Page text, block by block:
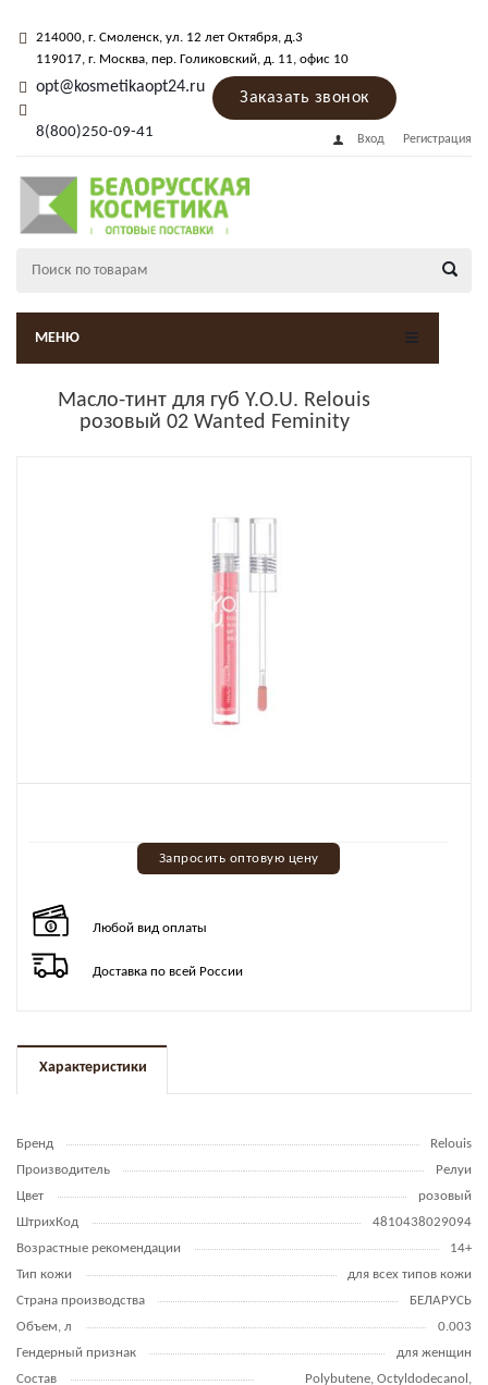
214000, г. Смоленск, ул. 12 лет Октября, д.3
119017, г. Москва, пер. Голиковский, д. 11, офис 10
opt@kosmetikaopt24.ru
8(800)250-09-41
Заказать звонок
Вход Регистрация
МЕНЮ
Масло-тинт для губ Y.O.U. Relouis
розовый 02 Wanted Feminity
Запросить оптовую цену
Любой вид оплаты
Доставка по всей России
Характеристики
Бренд
Relouis
Производитель
Релуи
Цвет
розовый
ШтрихКод
4810438029094
Возрастные рекомендации
14+
Тип кожи
для всех типов кожи
Страна производства
БЕЛАРУСЬ
Объем, л
0.003
Гендерный признак
для женщин
Состав
Polybutene, Octyldodecanol,